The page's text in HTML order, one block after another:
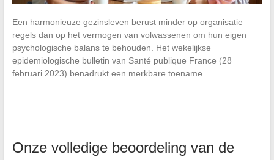
Een harmonieuze gezinsleven berust minder op organisatie
regels dan op het vermogen van volwassenen om hun eigen
psychologische balans te behouden. Het wekelijkse
epidemiologische bulletin van Santé publique France (28
februari 2023) benadrukt een merkbare toename…
Onze volledige beoordeling van de